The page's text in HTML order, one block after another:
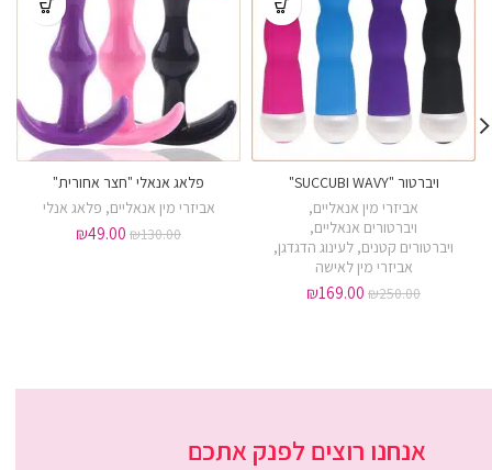
ויברטור "SUCCUBI WAVY"
אביזרי מין אנאליים,
ויברטורים אנאליים,
ויברטורים קטנים, לעינוג הדגדגן,
אביזרי מין לאישה
₪250.00
₪169.00
פלאג אנאלי "חצר אחורית"
אביזרי מין אנאליים, פלאג אנלי
₪130.00
₪49.00
אנחנו רוצים לפנק אתכם